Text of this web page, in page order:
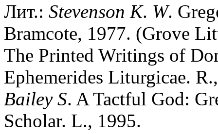
Лит.: Stevenson K. W.
Bramcote, 1977. (Grove
The Printed Writings of
Ephemerides Liturgicae.
Bailey S. A Tactful God:
Scholar. L., 1995.